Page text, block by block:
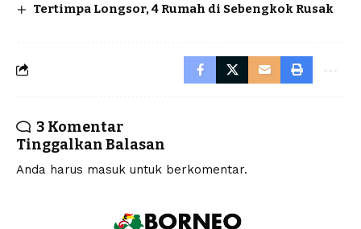
Tertimpa Longsor, 4 Rumah di Sebengkok Rusak
3 Komentar
Tinggalkan Balasan
Anda harus masuk untuk berkomentar.